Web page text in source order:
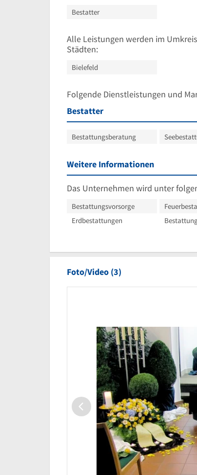
Bestatter
Alle Leistungen werden im
Städten:
Bielefeld
Folgende Dienstleistungen und
Bestatter
Bestattungsberatung
Weitere Informationen
Das Unternehmen wird unter
Bestattungsvorsorge
Erdbestattungen
Foto/Video (3)